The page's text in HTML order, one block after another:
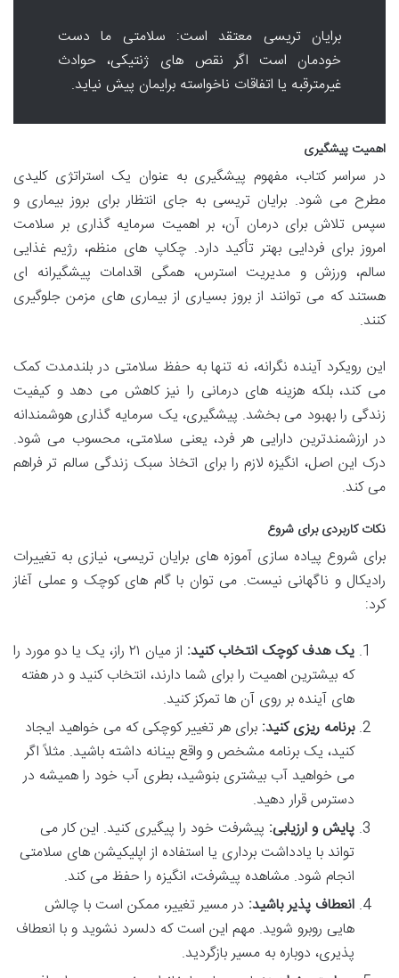
برایان تریسی معتقد است: سلامتی ما دست
خودمان است اگر نقص های ژنتیکی، حوادث
غیرمترقبه یا اتفاقات ناخواسته برایمان پیش نیاید.
اهمیت پیشگیری
در سراسر کتاب، مفهوم پیشگیری به عنوان یک استراتژی کلیدی
مطرح می شود. برایان تریسی به جای انتظار برای بروز بیماری و
سپس تلاش برای درمان آن، بر اهمیت سرمایه گذاری بر سلامت
امروز برای فردایی بهتر تأکید دارد. چکاپ های منظم، رژیم غذایی
سالم، ورزش و مدیریت استرس، همگی اقدامات پیشگیرانه ای
هستند که می توانند از بروز بسیاری از بیماری های مزمن جلوگیری
کنند.
این رویکرد آینده نگرانه، نه تنها به حفظ سلامتی در بلندمدت کمک
می کند، بلکه هزینه های درمانی را نیز کاهش می دهد و کیفیت
زندگی را بهبود می بخشد. پیشگیری، یک سرمایه گذاری هوشمندانه
در ارزشمندترین دارایی هر فرد، یعنی سلامتی، محسوب می شود.
درک این اصل، انگیزه لازم را برای اتخاذ سبک زندگی سالم تر فراهم
می کند.
نکات کاربردی برای شروع
برای شروع پیاده سازی آموزه های برایان تریسی، نیازی به تغییرات
رادیکال و ناگهانی نیست. می توان با گام های کوچک و عملی آغاز
کرد:
یک هدف کوچک انتخاب کنید:
از میان ۲۱ راز، یک یا دو مورد را
که بیشترین اهمیت را برای شما دارند، انتخاب کنید و در هفته
های آینده بر روی آن ها تمرکز کنید.
برنامه ریزی کنید: برای هر تغییر کوچکی که می خواهید ایجاد
کنید، یک برنامه مشخص و واقع بینانه داشته باشید. مثلاً اگر
می خواهید آب بیشتری بنوشید، بطری آب خود را همیشه در
دسترس قرار دهید.
پایش و ارزیابی: پیشرفت خود را پیگیری کنید. این کار می
تواند با یادداشت برداری یا استفاده از اپلیکیشن های سلامتی
انجام شود. مشاهده پیشرفت، انگیزه را حفظ می کند.
انعطاف پذیر باشید: در مسیر تغییر، ممکن است با چالش
هایی روبرو شوید. مهم این است که دلسرد نشوید و با انعطاف
پذیری، دوباره به مسیر بازگردید.